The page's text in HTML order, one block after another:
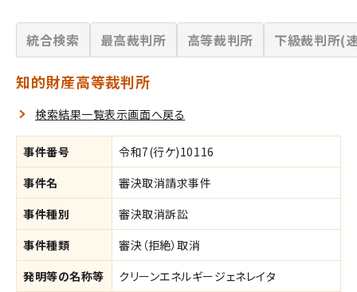
統合検索 最高裁判所 高等裁判所 下級裁判所(
知的財産高等裁判所
検索結果一覧表示画面へ戻る
事件番号
令和7(行ケ)10116
事件名
審決取消請求事件
事件種別
審決取消訴訟
事件種類
審決（拒絶）取消
発明等の名称等
クリーンエネルギージェネレイタ